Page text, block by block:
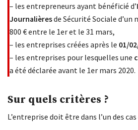
– les entrepreneurs ayant bénéficié d’
Journalièresde Sécurité Sociale
800 € entre le 1er et le 31 mars,
– les entreprises créées après le 01/
– les entreprises pour lesquelles une
a été déclarée avant le 1er mars 2020.
Sur quels critères ?
L’entreprise doit être dans l’un des